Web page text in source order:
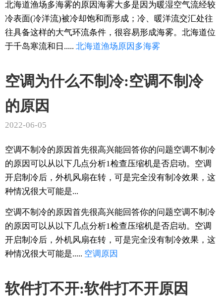
北海道渔场多海雾的原因海雾大多是因为暖湿空气流经较
冷表面(冷洋流)被冷却饱和而形成；冷、暖洋流交汇处往
往具备这样的大气环流条件，很容易形成海雾。北海道位
于千岛寒流和日..... 北海道渔场原因 多海雾
空调为什么不制冷:空调不制冷
的原因
2022-06-05
空调不制冷的原因首先很高兴能回答你的问题空调不制冷
的原因可以从以下几点分析1检查压缩机是否启动。空调
开启制冷后，外机风扇在转，可是完全没有制冷效果，这
种情况很大可能是...
空调不制冷的原因首先很高兴能回答你的问题空调不制冷
的原因可以从以下几点分析1检查压缩机是否启动。空调
开启制冷后，外机风扇在转，可是完全没有制冷效果，这
种情况很大可能是..... 空调 原因
软件打不开:软件打不开原因